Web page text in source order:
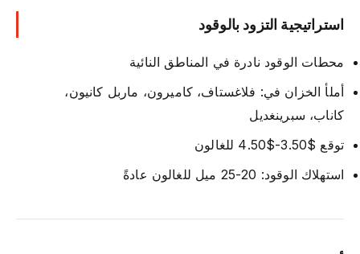
استراتيجية التزود بالوقود
محطات الوقود نادرة في المناطق النائية
أملأ الخزان في: فلاغستاف، كاميرون، ماربل كانيون،
كاناب، سبرينغديل
توقع $3.50-$4.50 للغالون
استهلاك الوقود: 20-25 ميل للغالون عادةً